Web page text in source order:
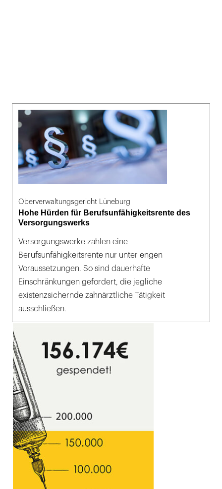
Oberverwaltungsgericht Lüneburg
Hohe Hürden für Berufsunfähigkeitsrente des
Versorgungswerks
Versorgungswerke zahlen eine
Berufsunfähigkeitsrente nur unter engen
Voraussetzungen. So sind dauerhafte
Einschränkungen gefordert, die jegliche
existenzsichernde zahnärztliche Tätigkeit
ausschließen.